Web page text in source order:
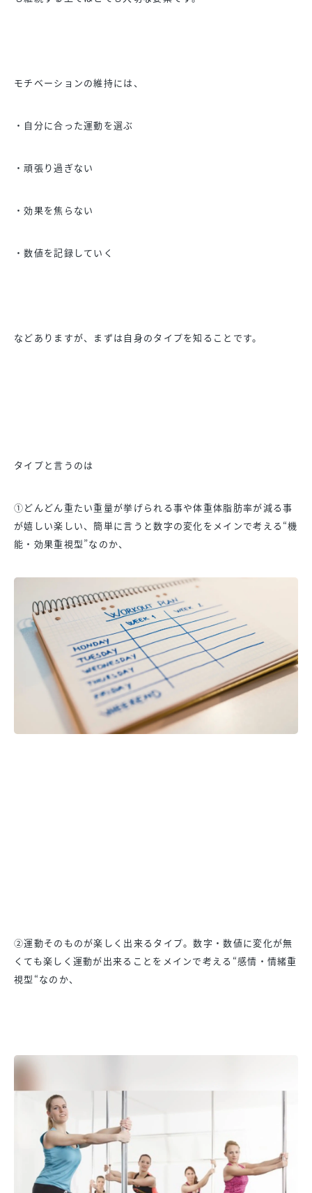
モチベーションの維持には、
・自分に合った運動を選ぶ
・頑張り過ぎない
・効果を焦らない
・数値を記録していく
などありますが、まずは自身のタイプを知ることです。
タイプと言うのは
①どんどん重たい重量が挙げられる事や体重体脂肪率が減る事
が嬉しい楽しい、簡単に言うと数字の変化をメインで考える“機
能・ 効果重視型”なのか、
②運動そのものが楽しく出来るタイプ。数字・数値に変化が無
くても楽しく運動が出来ることをメインで考える“感情・情緒重
視型“なのか、